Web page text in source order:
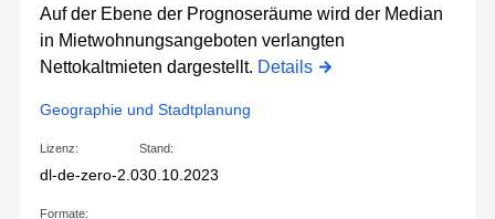
Auf der Ebene der Prognoseräume wird der Median
in Mietwohnungsangeboten verlangten
Nettokaltmieten dargestellt. Details
Geographie und Stadtplanung
Lizenz:
dl-de-zero-2.0
Stand:
30.10.2023
Formate: